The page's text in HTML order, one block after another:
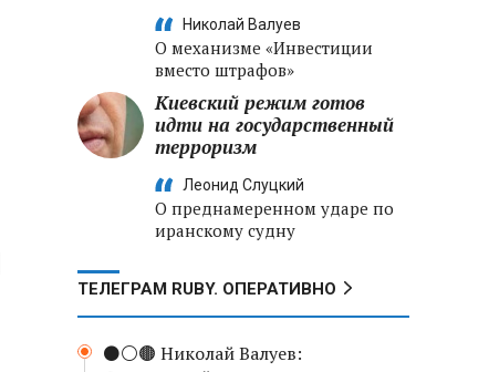
Николай Валуев
О механизме «Инвестиции
вместо штрафов»
Киевский режим готов
идти на государственный
терроризм
Леонид Слуцкий
О преднамеренном ударе по
иранскому судну
ТЕЛЕГРАМ RUBY. ОПЕРАТИВНО
⚫️⚪️🟤 Николай Валуев: